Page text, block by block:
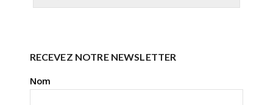
RECEVEZ NOTRE NEWSLETTER
Nom